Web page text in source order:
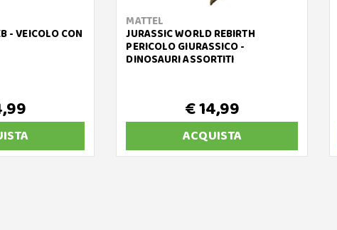
- VEICOLO CON
MATTEL
JURASSIC WORLD REBIRTH
PERICOLO GIURASSICO -
DINOSAURI ASSORTITI
€ 14,99
ACQUISTA